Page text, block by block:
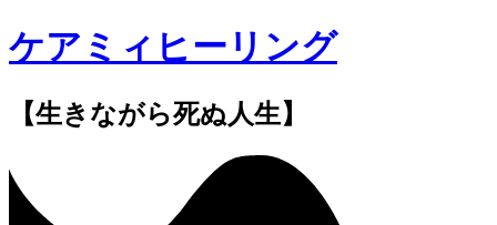
ケアミィヒーリング
【生きながら死ぬ人生】